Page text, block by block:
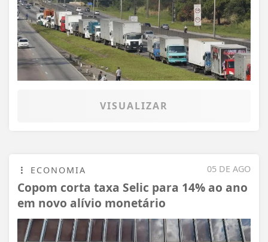
VISUALIZAR
05 DE AGO
ECONOMIA
Copom corta taxa Selic para 14% ao ano
em novo alívio monetário